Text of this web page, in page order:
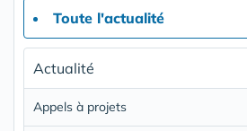
Toute l'actualité
Actualité
Appels à projets